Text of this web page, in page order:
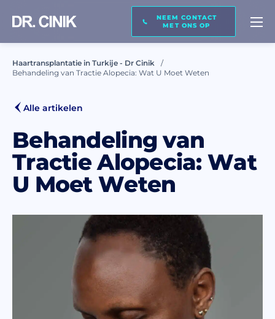
NEEM CONTACT
MET ONS OP
BEL MIJ TERUG
Achternaam *
E-mail *
gelezen en ga akkoord.
Haartransplantatie in Turkije - Dr Cinik
Behandeling van Tractie Alopecia: Wat U Moet Weten
Alle artikelen
Behandeling van
Tractie Alopecia: Wat
U Moet Weten